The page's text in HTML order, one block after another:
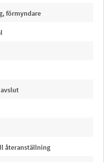
förmyndare
återanställning